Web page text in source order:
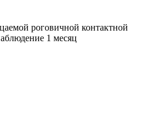
роговичной контактной
1 месяц